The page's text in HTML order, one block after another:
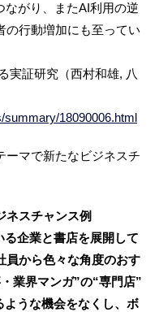
がり、またAI利用の逆
の行動増加にも至ってい
証研究（西村和雄, 八
summary/18090006.html
ーマで新たなビジネスチ
ネスチャンス例
企業と書店を展開して
員から色々な角度のおす
業界マンガ”の“専門店”
うな機会をなくし、ボ